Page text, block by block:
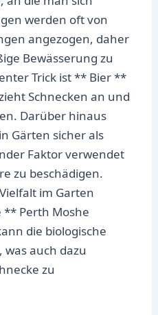
werden oft von
angezogen, daher
Bewässerung zu
Trick ist ** Bier **
Schnecken an und
Darüber hinaus
Gärten sicher als
Faktor verwendet
zu beschädigen.
im Garten
Perth Moshe
die biologische
auch dazu
zu